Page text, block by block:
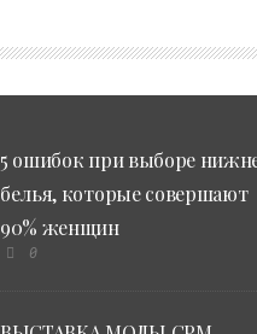
5 ошибок при выборе
белья, которые совершают
90% женщин
0